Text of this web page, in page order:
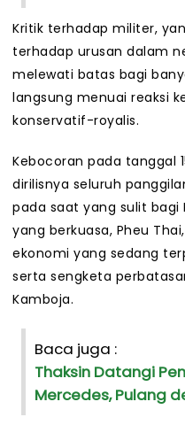
Kritik terhadap militer,
terhadap urusan dalam
melewati batas bagi
langsung menuai reaksi
konservatif-royalis.
Kebocoran pada tanggal
dirilisnya seluruh
pada saat yang sulit
yang berkuasa, Pheu
ekonomi yang sedang
serta sengketa
Kamboja.
Baca juga :
Thaksin Datangi
Mercedes, Pulang